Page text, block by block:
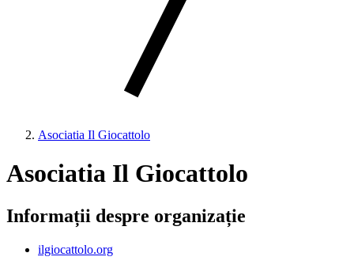
Asociatia Il Giocattolo
Asociatia Il Giocattolo
Informații despre organizație
ilgiocattolo.org